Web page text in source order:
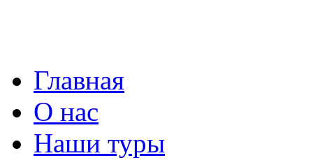
Главная
О нас
Наши туры